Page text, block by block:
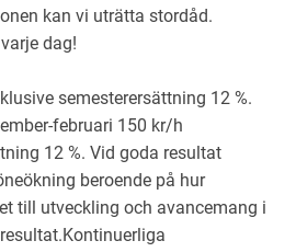
kan vi uträtta stordåd.
dag!
semesterersättning 12 %.
februari 150 kr/h
12 %. Vid goda resultat
beroende på hur
till utveckling och avancemang i